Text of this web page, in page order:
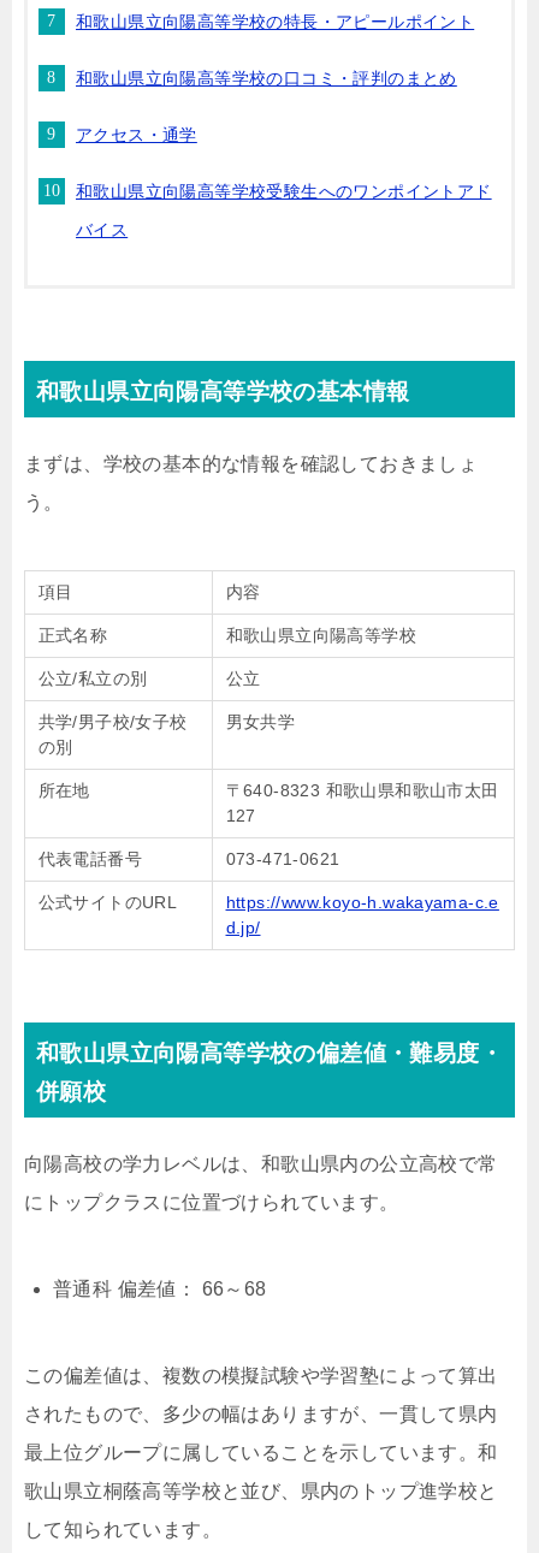
和歌山県立向陽高等学校の特長・アピールポイント
和歌山県立向陽高等学校の口コミ・評判のまとめ
アクセス・通学
和歌山県立向陽高等学校受験生へのワンポイントアド
バイス
和歌山県立向陽高等学校の基本情報
まずは、学校の基本的な情報を確認しておきましょ
う。
項目 内容
正式名称 和歌山県立向陽高等学校
公立/私立の別 公立
共学/男子校/女子校
の別
男女共学
所在地
〒640-8323 和歌山県和歌山市太田
127
代表電話番号 073-471-0621
公式サイトのURL
https://www.koyo-h.wakayama-c.e
d.jp/
和歌山県立向陽高等学校の偏差値・難易度・
併願校
向陽高校の学力レベルは、和歌山県内の公立高校で常
にトップクラスに位置づけられています。
普通科 偏差値： 66～68
この偏差値は、複数の模擬試験や学習塾によって算出
されたもので、多少の幅はありますが、一貫して県内
最上位グループに属していることを示しています。和
歌山県立桐蔭高等学校と並び、県内のトップ進学校と
して知られています。